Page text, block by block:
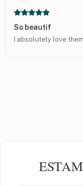
So beautif
I absolutely love